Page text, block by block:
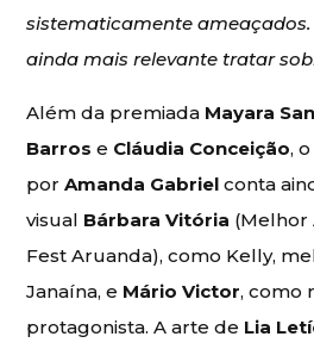
sistematicamente ameaçados.
ainda mais relevante tratar
Além da premiada Mayara
Barros e Cláudia Conceição,
porAmanda Gabriel conta
visual Bárbara Vitória (Melhor
Fest Aruanda), como Kelly,
Janaína, e Mário Victor, como
protagonista. A arte de Lia